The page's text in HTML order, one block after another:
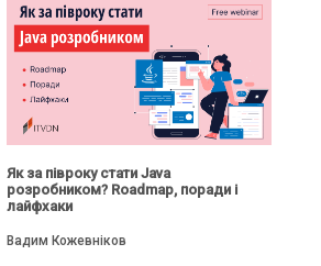
Як за півроку стати Java
розробником? Roadmap, поради і
лайфхаки
Вадим Кожевніков